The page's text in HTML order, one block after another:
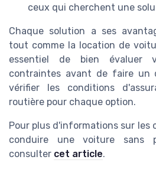
ceux qui cherchent une
Chaque solution a ses
tout comme la location de
essentiel de bien évaluer
contraintes avant de faire un
vérifier les conditions
routière pour chaque option.
Pour plus d'informations sur les
conduire une voiture sans
consulter cet article.